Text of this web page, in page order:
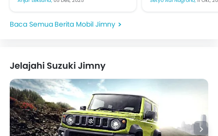
pada 1979, basis
penggemarnya terus...
Berita Mobil Jimny
Jelajahi Suzuki Jimny